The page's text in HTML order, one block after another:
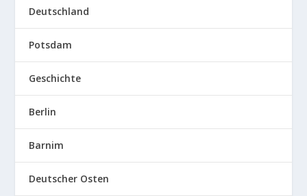
Deutschland
Potsdam
Geschichte
Berlin
Barnim
Deutscher Osten